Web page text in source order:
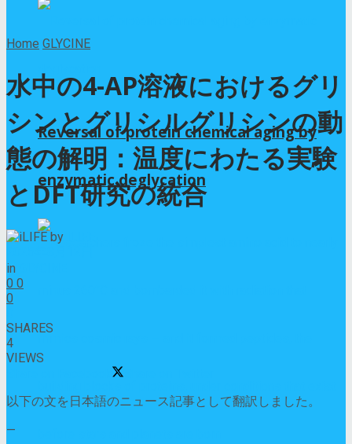
Reversal of protein chemical aging by
enzymatic deglycation
Home GLYCINE
水中の4-AP溶液におけるグリ
シンとグリシルグリシンの動
態の解明：温度にわたる実験
とDFT研究の統合
by
in
0 0
0
SHARES
4
VIEWS
以下の文を日本語のニュース記事として翻訳しました。
—